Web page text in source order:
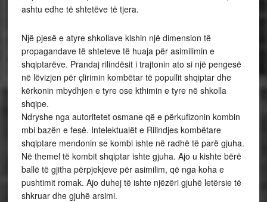
ashtu edhe të shtetëve të tjera.
Një pjesë e atyre shkollave kishin një dimension të
propagandave të shteteve të huaja për asimilimin e
shqiptarëve. Prandaj rilindësit i trajtonin ato si një pengesë
në lëvizjen për çlirimin kombëtar të popullit shqiptar dhe
kërkonin mbydhjen e tyre ose kthimin e tyre në shkolla
shqipe.
Ndryshe nga autoritetet osmane që e përkufizonin kombin
mbi bazën e fesë. Intelektualët e Rilindjes kombëtare
shqiptare mendonin se kombi ishte në radhë të parë gjuha.
Në themel të kombit shqiptar ishte gjuha. Ajo u kishte bërë
ballë të gjitha përpjekjeve për asimilim, që nga koha e
pushtimit romak. Ajo duhej të ishte njëzëri gjuhë letërsie të
shkruar dhe gjuhë arsimi.